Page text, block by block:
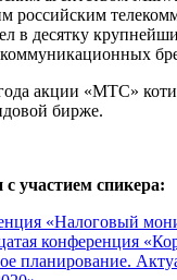
российским
в десятку
акции «МТС»
бирже.
участием спикера:
«Налоговый
конференция
планирование.